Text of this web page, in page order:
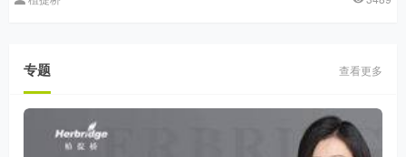
专题 查看更多